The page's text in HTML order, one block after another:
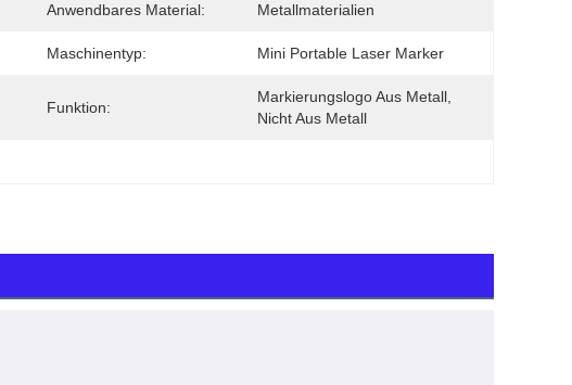
Anwendbares Material: Metallmaterialien
Maschinentyp: Mini Portable Laser Marker
Funktion:
Markierungslogo Aus Metall,
Nicht Aus Metall